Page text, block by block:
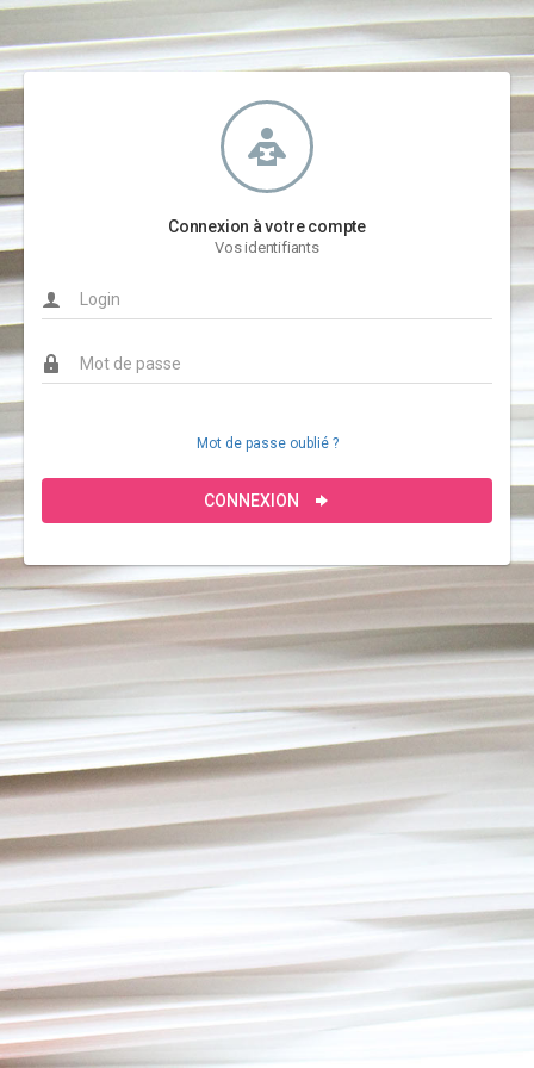
Connexion à votre compte
Vos identifiants
Mot de passe oublié ?
CONNEXION